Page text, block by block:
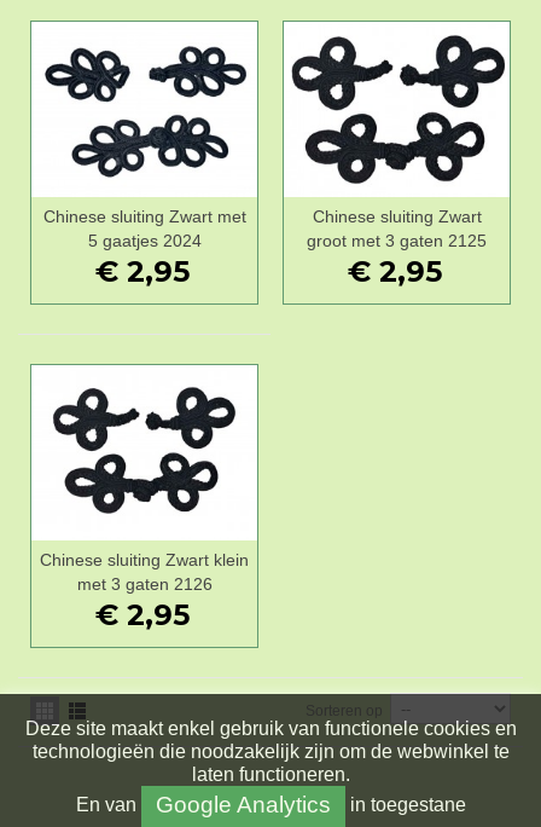
Chinese sluiting Zwart met
5 gaatjes 2024
€ 2,95
Chinese sluiting Zwart
groot met 3 gaten 2125
€ 2,95
Chinese sluiting Zwart klein
met 3 gaten 2126
€ 2,95
Sorteren op
Deze site maakt enkel gebruik van functionele cookies en
technologieën die noodzakelijk zijn om de webwinkel te
laten functioneren.
En van Google Analytics in toegestane